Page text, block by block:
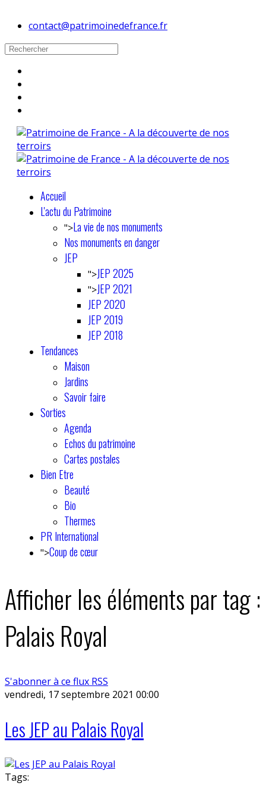
contact@patrimoinedefrance.fr
Accueil
L'actu du Patrimoine
">La vie de nos monuments
Nos monuments en danger
JEP
">JEP 2025
">JEP 2021
JEP 2020
JEP 2019
JEP 2018
Tendances
Maison
Jardins
Savoir faire
Sorties
Agenda
Echos du patrimoine
Cartes postales
Bien Etre
Beauté
Bio
Thermes
PR International
">Coup de cœur
Afficher les éléments par tag :
Palais Royal
S'abonner à ce flux RSS
vendredi, 17 septembre 2021 00:00
Les JEP au Palais Royal
Tags: